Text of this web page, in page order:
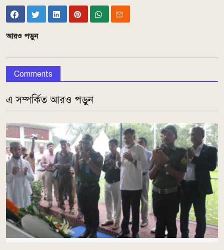
আরও পড়ুন
Comments
এ সম্পর্কিত আরও পড়ুন